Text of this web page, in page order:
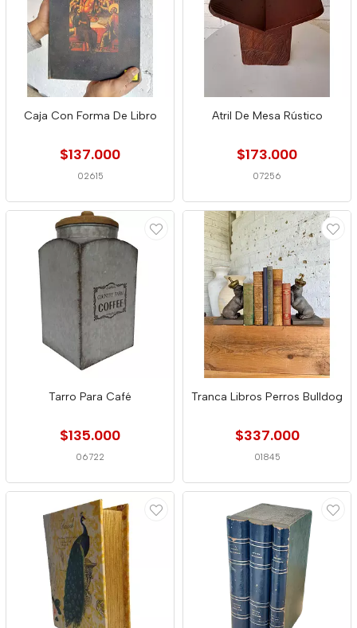
Caja Con Forma De Libro
$137.000
02615
Atril De Mesa Rústico
$173.000
07256
Tarro Para Café
$135.000
06722
Tranca Libros Perros Bulldog
$337.000
01845